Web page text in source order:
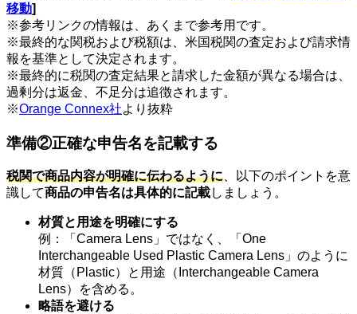
移動]
※参考リンクの情報は、あくまで参考用です。
※最終的な関税および税額は、米国税関の査定および請求情
報を基準として決定されます。
※最終的に税関の査定結果と請求した金額が異なる場合は、
過剰分は返金、不足分は追徴されます。
※Orange Connex社より抜粋
準備②正確な申告名を記載する
税関で商品内容が明確に伝わるように 、以下のポイントを意
識して商品の申告名は具体的に記載しましょう。
材質と用途を明確にする
例：「Camera Lens」ではなく、「One
Interchangeable Used Plastic Camera Lens」のように
材質（Plastic）と用途（Interchangeable Camera
Lens）を含める。
略語を避ける